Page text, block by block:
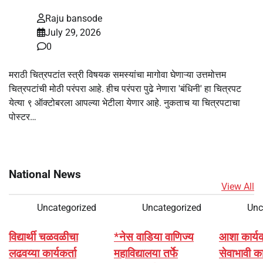
Raju bansode
July 29, 2026
0
मराठी चित्रपटांत स्त्री विषयक समस्यांचा मागोवा घेणाऱ्या उत्तमोत्तम
चित्रपटांची मोठी परंपरा आहे. हीच परंपरा पुढे नेणारा 'बंधिनी' हा चित्रपट
येत्या ९ ऑक्टोबरला आपल्या भेटीला येणार आहे. नुकताच या चित्रपटाचा
पोस्टर…
National News
View All
Uncategorized
विद्यार्थी चळवळीचा
लढवय्या कार्यकर्ता
Uncategorized
*नेस वाडिया वाणिज्य
महाविद्यालया तर्फे
आशा
सेवाभावी